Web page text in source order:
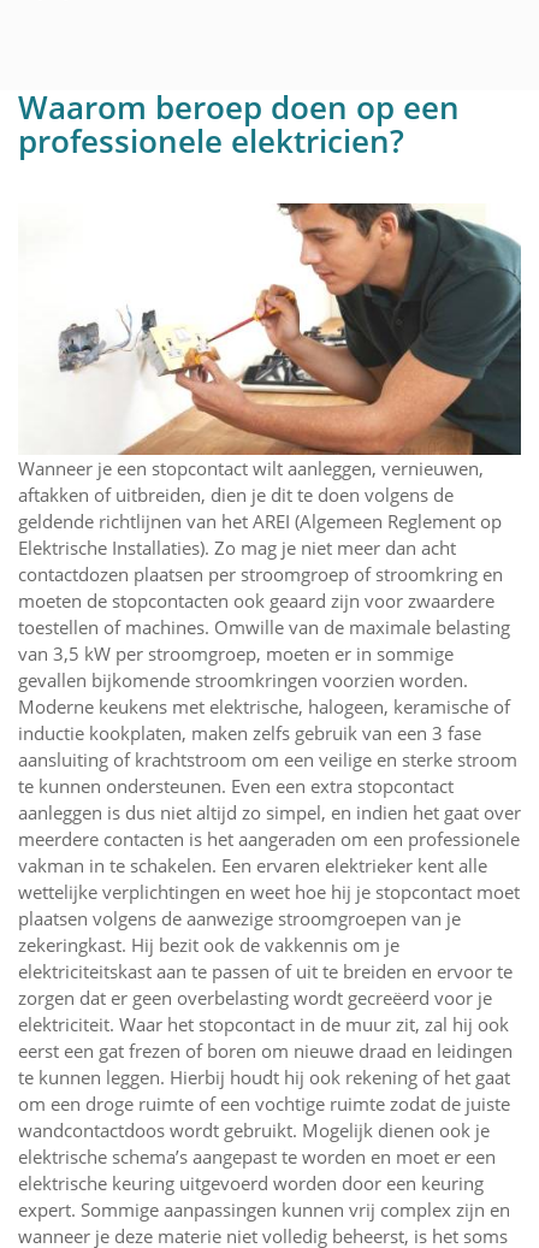
Waarom beroep doen op een
professionele elektricien?
Wanneer je een stopcontact wilt aanleggen, vernieuwen,
aftakken of uitbreiden, dien je dit te doen volgens de
geldende richtlijnen van het AREI (Algemeen Reglement op
Elektrische Installaties). Zo mag je niet meer dan acht
contactdozen plaatsen per stroomgroep of stroomkring en
moeten de stopcontacten ook geaard zijn voor zwaardere
toestellen of machines. Omwille van de maximale belasting
van 3,5 kW per stroomgroep, moeten er in sommige
gevallen bijkomende stroomkringen voorzien worden.
Moderne keukens met elektrische, halogeen, keramische of
inductie kookplaten, maken zelfs gebruik van een 3 fase
aansluiting of krachtstroom om een veilige en sterke stroom
te kunnen ondersteunen. Even een extra stopcontact
aanleggen is dus niet altijd zo simpel, en indien het gaat over
meerdere contacten is het aangeraden om een professionele
vakman in te schakelen. Een ervaren elektrieker kent alle
wettelijke verplichtingen en weet hoe hij je stopcontact moet
plaatsen volgens de aanwezige stroomgroepen van je
zekeringkast. Hij bezit ook de vakkennis om je
elektriciteitskast aan te passen of uit te breiden en ervoor te
zorgen dat er geen overbelasting wordt gecreëerd voor je
elektriciteit. Waar het stopcontact in de muur zit, zal hij ook
eerst een gat frezen of boren om nieuwe draad en leidingen
te kunnen leggen. Hierbij houdt hij ook rekening of het gaat
om een droge ruimte of een vochtige ruimte zodat de juiste
wandcontactdoos wordt gebruikt. Mogelijk dienen ook je
elektrische schema’s aangepast te worden en moet er een
elektrische keuring uitgevoerd worden door een keuring
expert. Sommige aanpassingen kunnen vrij complex zijn en
wanneer je deze materie niet volledig beheerst, is het soms